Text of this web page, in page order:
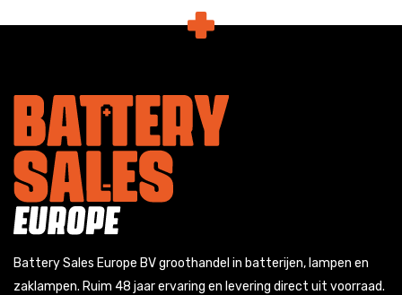
Battery Sales Europe BV groothandel in batterijen, lampen en
zaklampen. Ruim 48 jaar ervaring en levering direct uit voorraad.